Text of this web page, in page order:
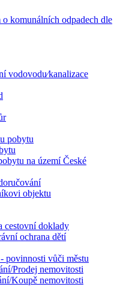
komunálních odpadech dle
vodovodu⁄kanalizace
pobytu
na území České
objektu
cestovní doklady
ochrana dětí
povinnosti vůči městu
Prodej nemovitosti
Koupě nemovitosti